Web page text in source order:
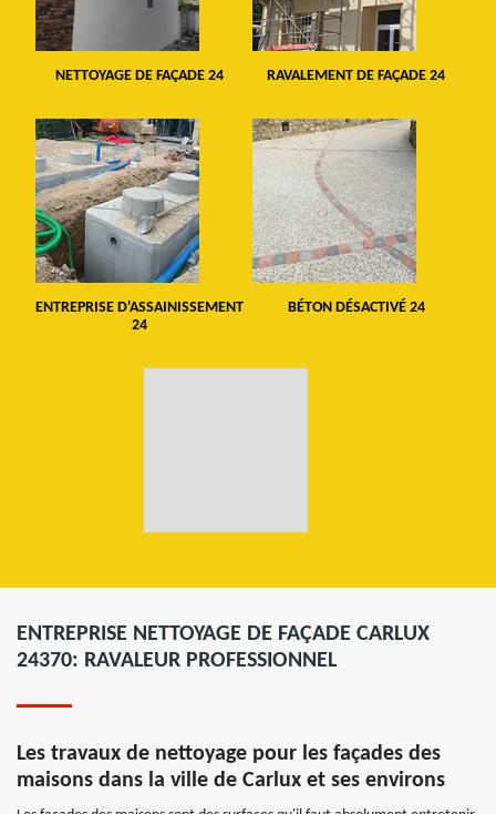
NETTOYAGE DE FAÇADE 24 RAVALEMENT DE FAÇADE 24
ENTREPRISE D'ASSAINISSEMENT
24
BÉTON DÉSACTIVÉ 24
ENTREPRISE NETTOYAGE DE FAÇADE CARLUX
24370: RAVALEUR PROFESSIONNEL
Les travaux de nettoyage pour les façades des
maisons dans la ville de Carlux et ses environs